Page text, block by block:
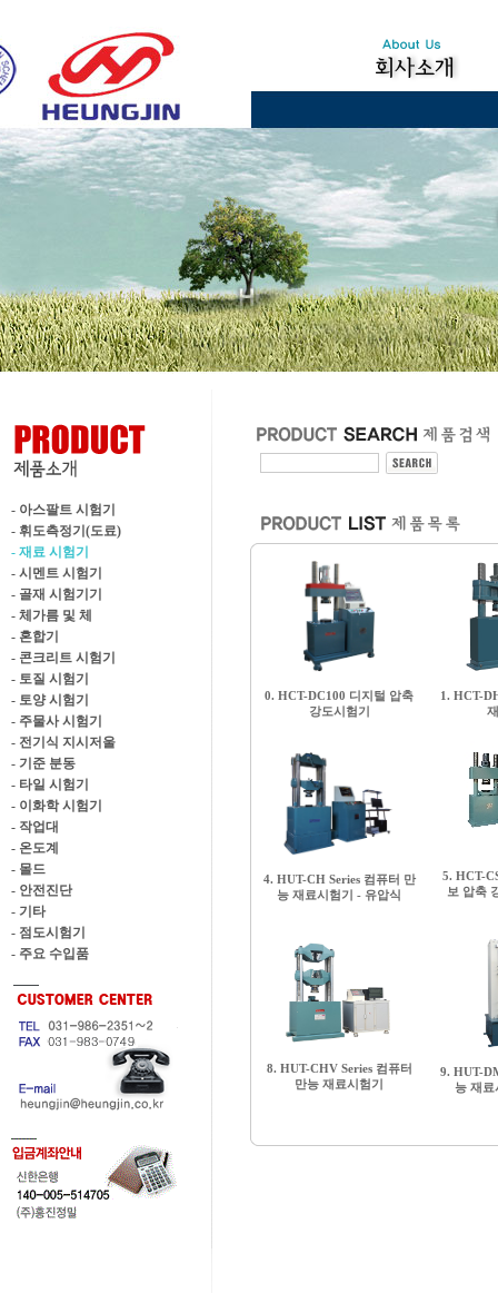
- 아스팔트 시험기
- 휘도측정기(도료)
- 재료 시험기
- 시멘트 시험기
- 골재 시험기기
- 체가름 및 체
- 혼합기
- 콘크리트 시험기
- 토질 시험기
- 토양 시험기
- 주물사 시험기
- 전기식 지시저울
- 기준 분동
- 타일 시험기
- 이화학 시험기
- 작업대
- 온도계
- 몰드
- 안전진단
- 기타
- 점도시험기
- 주요 수입품
0. HCT-DC100 디지털 압축
강도시험기
1. HCT-
4. HUT-CH Series 컴퓨터 만
능 재료시험기 - 유압식
5. HCT-
보 압축
8. HUT-CHV Series 컴퓨터
만능 재료시험기
9. HUT-
능 재료